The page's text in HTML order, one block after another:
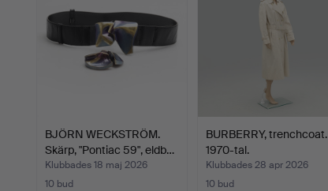
BJÖRN WECKSTRÖM.
Skärp, "Pontiac 59", eldb…
Klubbades 18 maj 2026
10 bud
BURBERRY, trenchcoat.
1970-tal.
Klubbades 28 apr 2026
10 bud